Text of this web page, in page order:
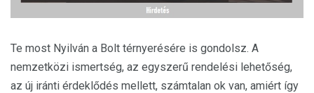
Te most Nyilván a Bolt térnyerésére is gondolsz. A
nemzetközi ismertség, az egyszerű rendelési lehetőség,
az új iránti érdeklődés mellett, számtalan ok van, amiért így